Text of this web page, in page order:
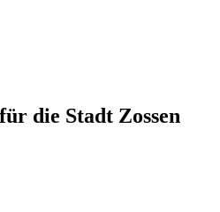
die Stadt Zossen